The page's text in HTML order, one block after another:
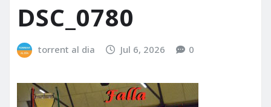
DSC_0780
torrent al dia Jul 6, 2026 0